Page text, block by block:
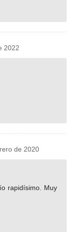
2022
de 2020
rapidísimo. Muy